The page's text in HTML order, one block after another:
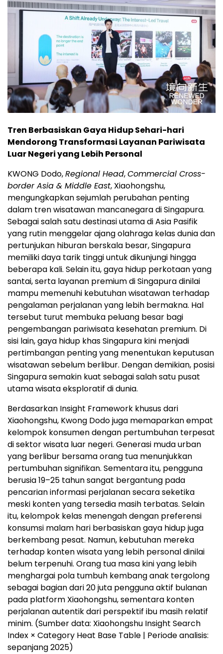
Tren Berbasiskan Gaya Hidup Sehari-hari
Mendorong Transformasi Layanan Pariwisata
Luar Negeri yang Lebih Personal
KWONG Dodo,Regional Head,Commercial Cross-
border Asia & Middle East, Xiaohongshu,
mengungkapkan sejumlah perubahan penting
dalam tren wisatawan mancanegara di Singapura.
Sebagai salah satu destinasi utama di Asia Pasifik
yang rutin menggelar ajang olahraga kelas dunia dan
pertunjukan hiburan berskala besar, Singapura
memiliki daya tarik tinggi untuk dikunjungi hingga
beberapa kali. Selain itu, gaya hidup perkotaan yang
santai, serta layanan premium di Singapura dinilai
mampu memenuhi kebutuhan wisatawan terhadap
pengalaman perjalanan yang lebih bermakna. Hal
tersebut turut membuka peluang besar bagi
pengembangan pariwisata kesehatan premium. Di
sisi lain, gaya hidup khas Singapura kini menjadi
pertimbangan penting yang menentukan keputusan
wisatawan sebelum berlibur. Dengan demikian, posisi
Singapura semakin kuat sebagai salah satu pusat
utama wisata eksploratif di dunia.
Berdasarkan Insight Framework khusus dari
Xiaohongshu, Kwong Dodo juga memaparkan empat
kelompok konsumen dengan pertumbuhan terpesat
di sektor wisata luar negeri. Generasi muda urban
yang berlibur bersama orang tua menunjukkan
pertumbuhan signifikan. Sementara itu, pengguna
berusia 19–25 tahun sangat bergantung pada
pencarian informasi perjalanan secara seketika
meski konten yang tersedia masih terbatas. Selain
itu, kelompok kelas menengah dengan preferensi
konsumsi malam hari berbasiskan gaya hidup juga
berkembang pesat. Namun, kebutuhan mereka
terhadap konten wisata yang lebih personal dinilai
belum terpenuhi. Orang tua masa kini yang lebih
menghargai pola tumbuh kembang anak tergolong
sebagai bagian dari 20 juta pengguna aktif bulanan
pada platform Xiaohongshu, sementara konten
perjalanan autentik dari perspektif ibu masih relatif
minim. (Sumber data: Xiaohongshu Insight Search
Index × Category Heat Base Table | Periode analisis:
sepanjang 2025)